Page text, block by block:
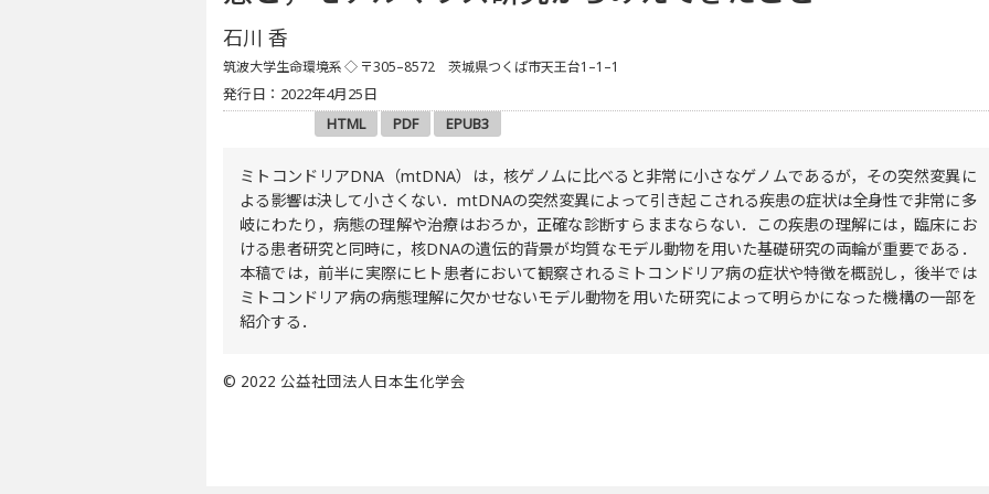
石川 香
筑波大学生命環境系◇ 〒305–8572 茨城県つくば市天王台1–1–1
発行日：2022年4月25日
HTML
PDF EPUB3
ミトコンドリアDNA（mtDNA）は，核ゲノムに比べると非常に小さなゲノムであるが，その突然変異に
よる影響は決して小さくない．mtDNAの突然変異によって引き起こされる疾患の症状は全身性で非常に多
岐にわたり，病態の理解や治療はおろか，正確な診断すらままならない．この疾患の理解には，臨床にお
ける患者研究と同時に，核DNAの遺伝的背景が均質なモデル動物を用いた基礎研究の両輪が重要である．
本稿では，前半に実際にヒト患者において観察されるミトコンドリア病の症状や特徴を概説し，後半では
ミトコンドリア病の病態理解に欠かせないモデル動物を用いた研究によって明らかになった機構の一部を
紹介する．
© 2022 公益社団法人日本生化学会